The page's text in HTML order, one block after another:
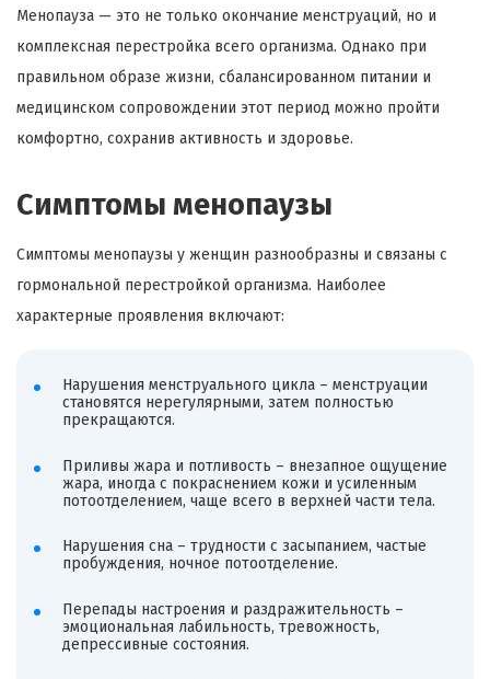
Менопауза — это не только окончание менструаций, но и
комплексная перестройка всего организма. Однако при
правильном образе жизни, сбалансированном питании и
медицинском сопровождении этот период можно пройти
комфортно, сохранив активность и здоровье.
Симптомы менопаузы
Симптомы менопаузы у женщин разнообразны и связаны с
гормональной перестройкой организма. Наиболее
характерные проявления включают:
Нарушения менструального цикла – менструации
становятся нерегулярными, затем полностью
прекращаются.
Приливы жара и потливость – внезапное ощущение
жара, иногда с покраснением кожи и усиленным
потоотделением, чаще всего в верхней части тела.
Нарушения сна – трудности с засыпанием, частые
пробуждения, ночное потоотделение.
Перепады настроения и раздражительность –
эмоциональная лабильность, тревожность,
депрессивные состояния.